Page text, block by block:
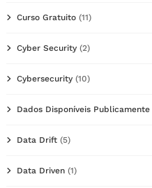
Curso Gratuito (11)
Cyber Security (2)
Cybersecurity (10)
Dados Disponíveis Publicamente
Data Drift (5)
Data Driven (1)